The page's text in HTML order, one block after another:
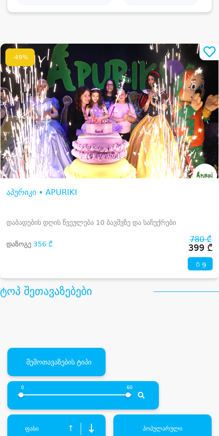
-49%
აპურიკი • APURIKI
დაბადების დღის წვეულება 10 ბავშვზე და საჩუქრები
დაზოგე 356 ₾ 780 ₾
399 ₾
9
ტოპ შეთავაზებები
შემოთავაზების ტიპი
0 60
ფასი ↑ ↓ პოპულარული